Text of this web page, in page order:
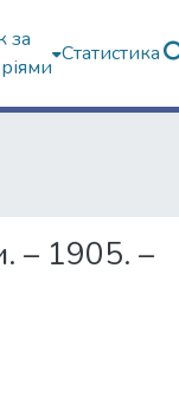
за
Статистика
– 1905. –